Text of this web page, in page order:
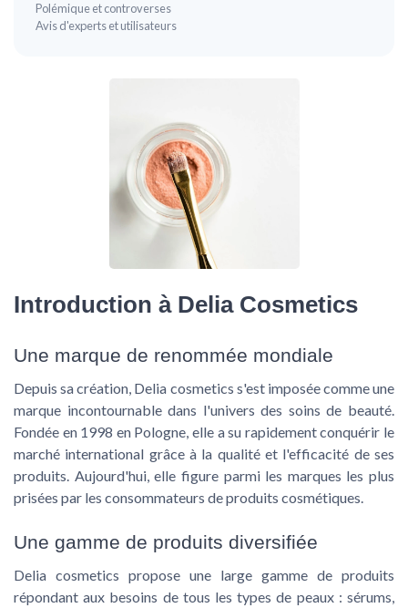
Polémique et controverses
Avis d'experts et utilisateurs
Introduction à Delia Cosmetics
Une marque de renommée mondiale
Depuis sa création, Delia cosmetics s'est imposée comme une
marque incontournable dans l'univers des soins de beauté.
Fondée en 1998 en Pologne, elle a su rapidement conquérir le
marché international grâce à la qualité et l'efficacité de ses
produits. Aujourd'hui, elle figure parmi les marques les plus
prisées par les consommateurs de produits cosmétiques.
Une gamme de produits diversifiée
Delia cosmetics propose une large gamme de produits
répondant aux besoins de tous les types de peaux : sérums,